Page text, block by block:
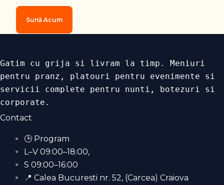
Sună Acum
Gatim cu grija si livram la timp. Meniuri
pentru pranz, platouri pentru evenimente si
servicii complete pentru nunti, botezuri si
corporate.
Contact
🕒 Program
L–V 09:00–18:00,
S 09:00–16:00
📍 Calea Bucuresti nr. 52, (Carcea) Craiova